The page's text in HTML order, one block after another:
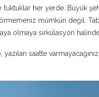
her yerde. Büyük
mümkün değil.
olmaya sirkülasyon
saatte